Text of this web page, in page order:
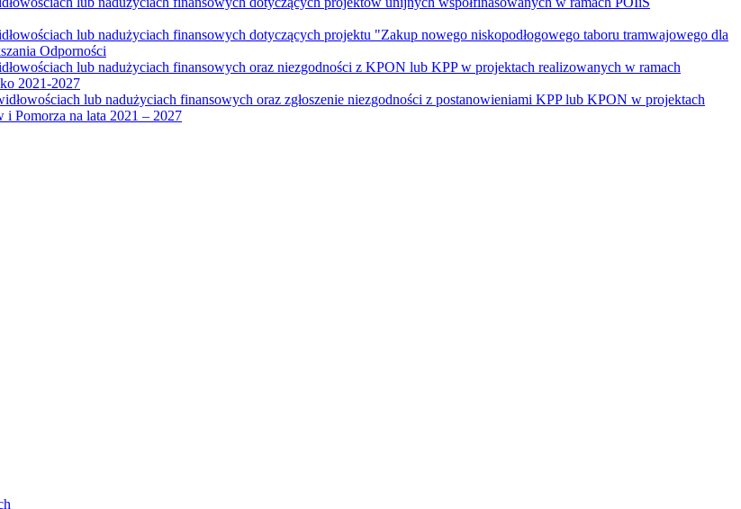
lub nadużyciach finansowych dotyczących projektu "Zakup nowego niskopodłogowego taboru tramwajowego dla
Odporności
lub nadużyciach finansowych oraz niezgodności z KPON lub KPP w projektach realizowanych w ramach
2021-2027
lub nadużyciach finansowych oraz zgłoszenie niezgodności z postanowieniami KPP lub KPON w projektach
Pomorza na lata 2021 – 2027